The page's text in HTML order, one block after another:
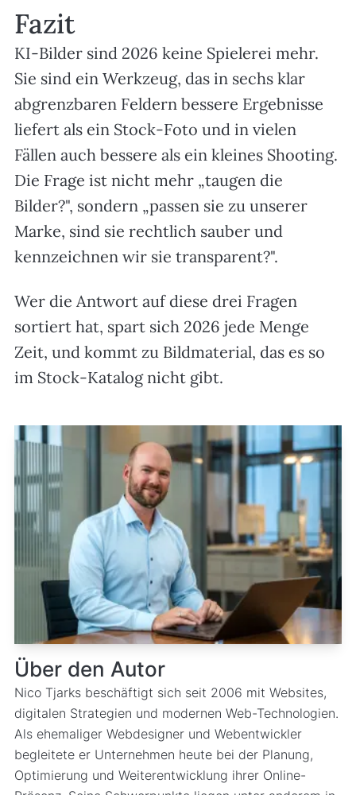
Fazit
KI-Bilder sind 2026 keine Spielerei mehr.
Sie sind ein Werkzeug, das in sechs klar
abgrenzbaren Feldern bessere Ergebnisse
liefert als ein Stock-Foto und in vielen
Fällen auch bessere als ein kleines Shooting.
Die Frage ist nicht mehr „taugen die
Bilder?", sondern „passen sie zu unserer
Marke, sind sie rechtlich sauber und
kennzeichnen wir sie transparent?".
Wer die Antwort auf diese drei Fragen
sortiert hat, spart sich 2026 jede Menge
Zeit, und kommt zu Bildmaterial, das es so
im Stock-Katalog nicht gibt.
Über den Autor
Nico Tjarks beschäftigt sich seit 2006 mit Websites,
digitalen Strategien und modernen Web-Technologien.
Als ehemaliger Webdesigner und Webentwickler
begleitete er Unternehmen heute bei der Planung,
Optimierung und Weiterentwicklung ihrer Online-